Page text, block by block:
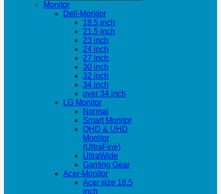
Monitor
Dell-Monitor
18.5 inch
21.5 inch
23 inch
24 inch
27 inch
30 inch
32 inch
34 inch
over 34 inch
LG Monitor
Normal
Smart Monitor
QHD & UHD
Monitor
(UltraFine)
UltraWide
Gaming Gear
Acer-Monitor
Acer size 18.5
inch